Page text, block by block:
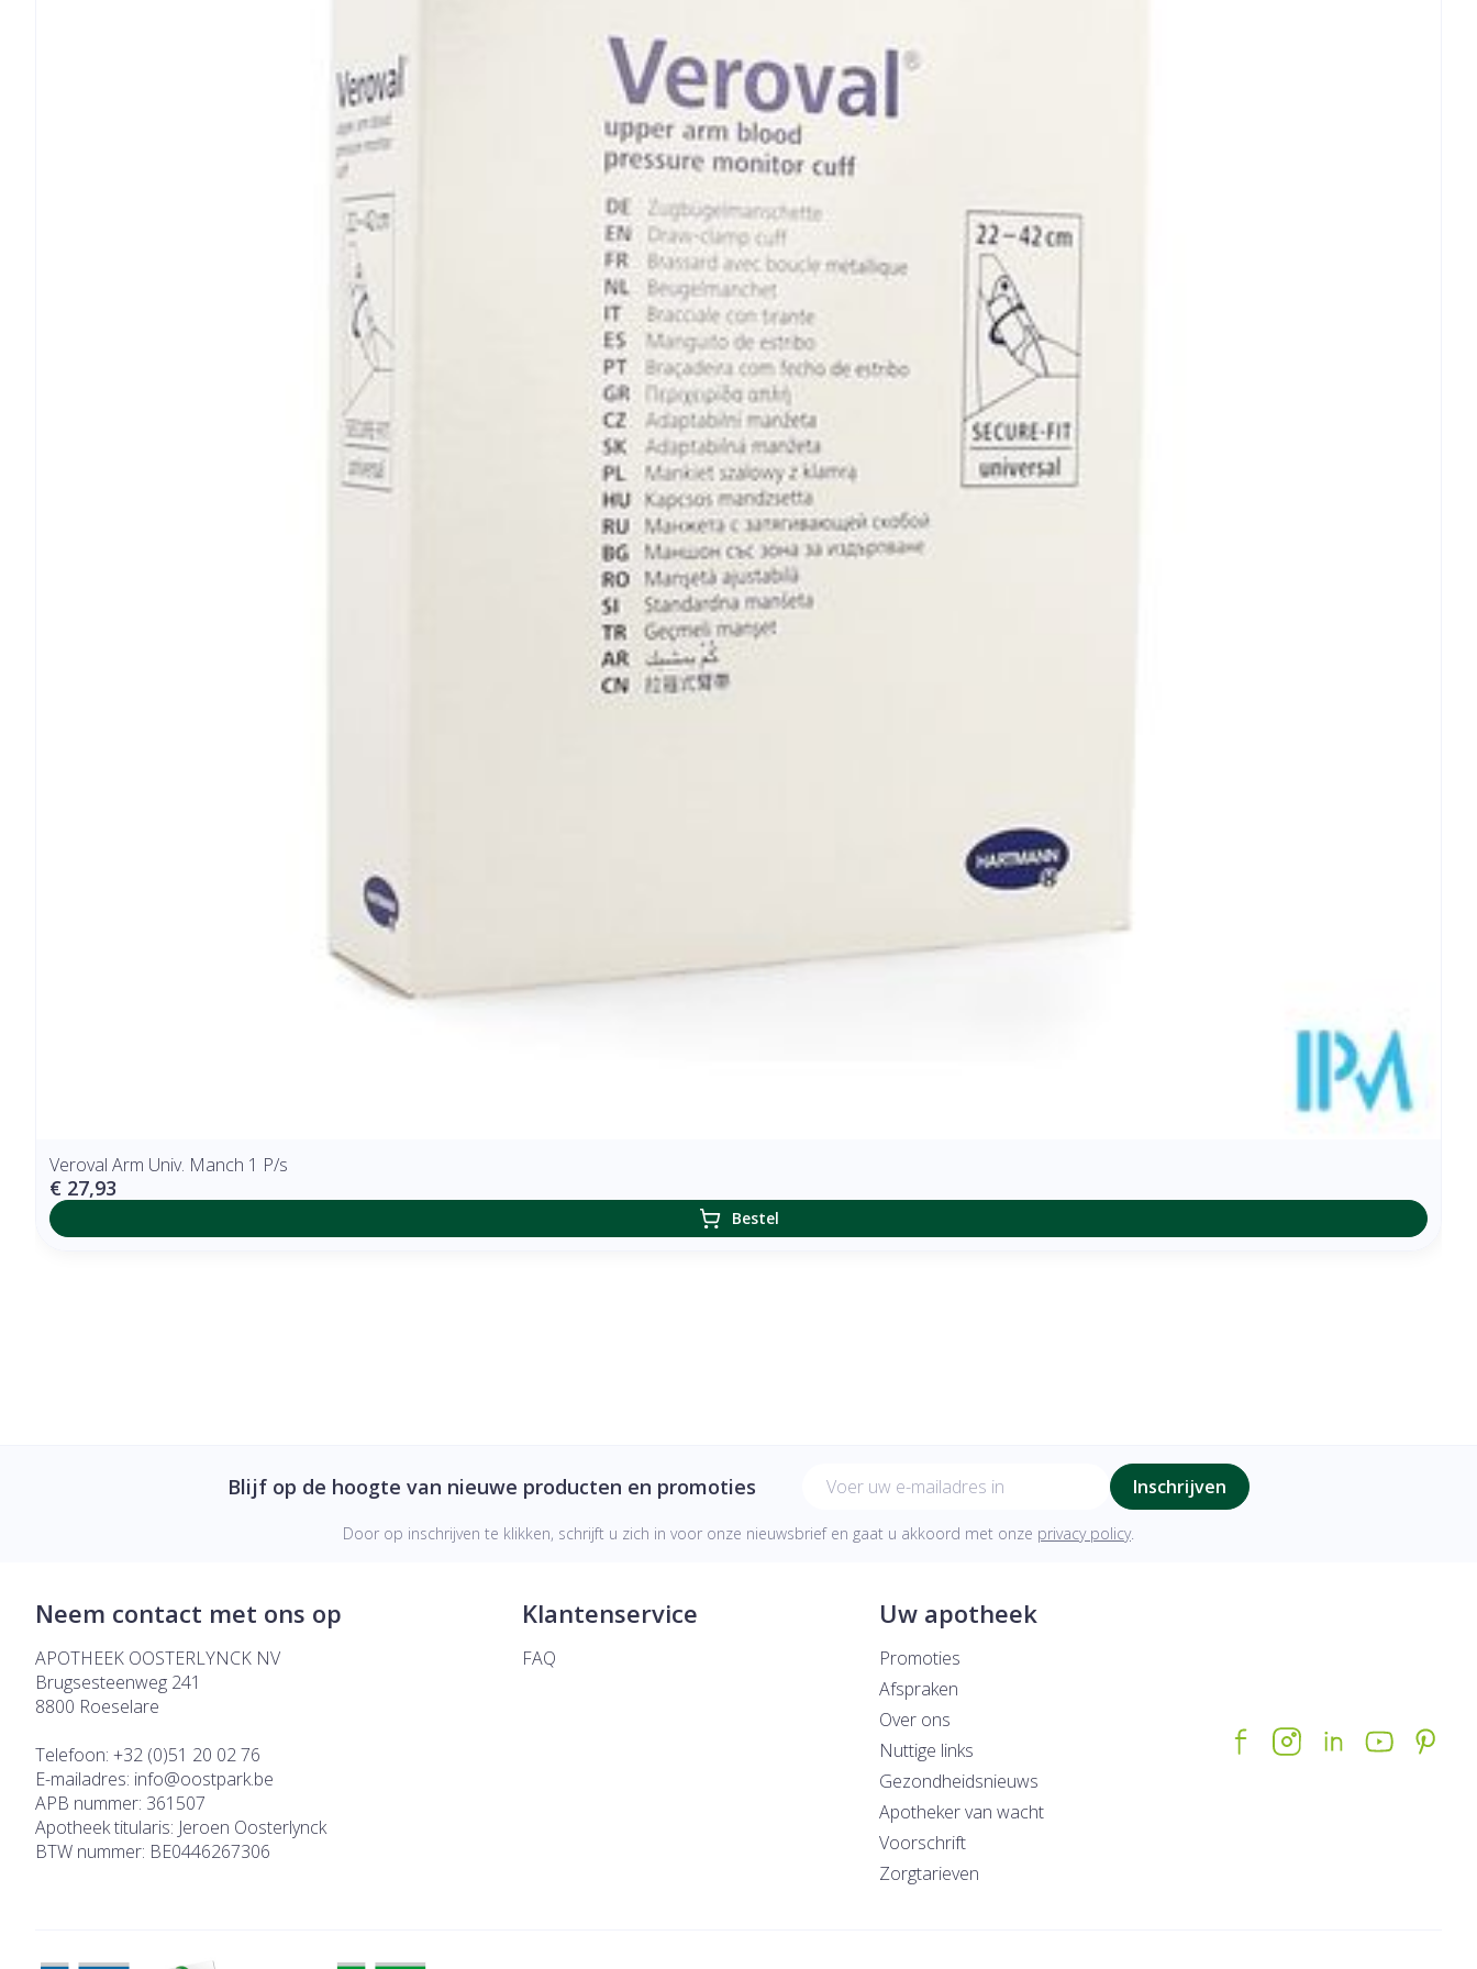
Veroval Arm Univ. Manch 1 P/s
€ 27,93
Bestel
Blijf op de hoogte van nieuwe producten en promoties Inschrijven
Door op inschrijven te klikken, schrijft u zich in voor onze nieuwsbrief en gaat u akkoord met onze privacy policy.
Neem contact met ons op
APOTHEEK OOSTERLYNCK NV
Brugsesteenweg 241
8800 Roeselare
Telefoon: +32 (0)51 20 02 76
E-mailadres: info@oostpark.be
APB nummer: 361507
Apotheek titularis: Jeroen Oosterlynck
BTW nummer: BE0446267306
Klantenservice
FAQ
Uw apotheek
Promoties
Afspraken
Over ons
Nuttige links
Gezondheidsnieuws
Apotheker van wacht
Voorschrift
Zorgtarieven